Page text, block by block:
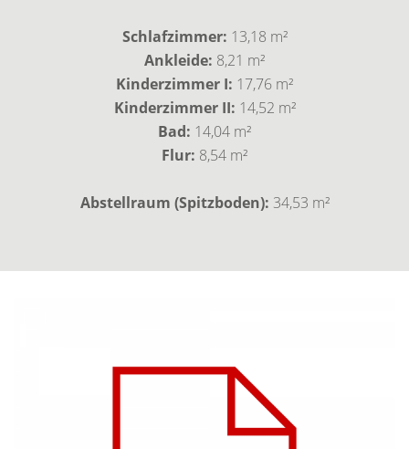
Schlafzimmer: 13,18 m²
Ankleide: 8,21 m²
Kinderzimmer I: 17,76 m²
Kinderzimmer II: 14,52 m²
Bad: 14,04 m²
Flur: 8,54 m²
Abstellraum (Spitzboden): 34,53 m²